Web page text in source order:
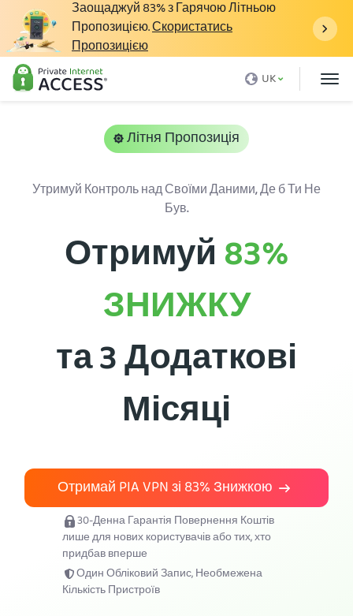
Заощаджуй83%з Гарячою Літньою
Пропозицією.Скористатись
Пропозицією
UK
Що таке VPN
Чому саме PIA
Завантажити VPN
Літня Пропозиція
Утримуй Контроль над Своїми Даними, Де б Ти Не
Був.
Отримуй83%
ЗНИЖКУ
та 3 Додаткові
Місяці
Отримай PIA VPN зі83%Знижкою
30-Денна Гарантія Повернення Коштів
лише для нових користувачів або тих, хто
придбав вперше
Один Обліковий Запис, Необмежена
Кількість Пристроїв